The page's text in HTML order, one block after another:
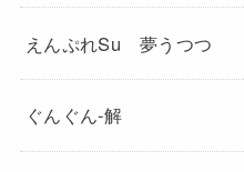
えんぷれSu 夢うつつ
ぐんぐん-解